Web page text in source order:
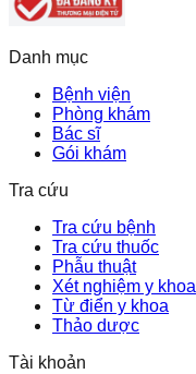
Danh mục
Bệnh viện
Phòng khám
Bác sĩ
Gói khám
Tra cứu
Tra cứu bệnh
Tra cứu thuốc
Phẫu thuật
Xét nghiệm y khoa
Từ điển y khoa
Thảo dược
Tài khoản